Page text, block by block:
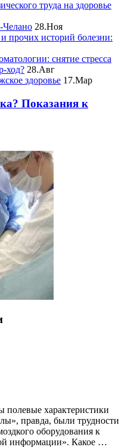
труда на здоровье
Челано 28.Ноя
прочих историй болезни:
снятие стресса
ход? 28.Авг
здоровье 17.Мар
Показания к
полевые характеристики
правда, были трудности
оборудования к
информации». Какое …